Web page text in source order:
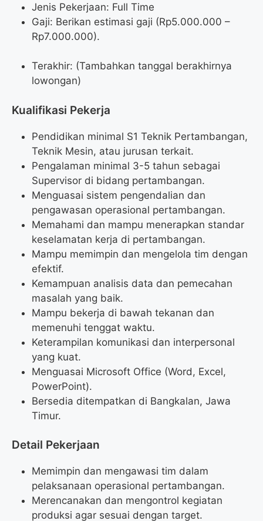
Jenis Pekerjaan: Full Time
Gaji: Berikan estimasi gaji (Rp5.000.000 –
Rp7.000.000).
Terakhir: (Tambahkan tanggal berakhirnya
lowongan)
Kualifikasi Pekerja
Pendidikan minimal S1 Teknik Pertambangan,
Teknik Mesin, atau jurusan terkait.
Pengalaman minimal 3-5 tahun sebagai
Supervisor di bidang pertambangan.
Menguasai sistem pengendalian dan
pengawasan operasional pertambangan.
Memahami dan mampu menerapkan standar
keselamatan kerja di pertambangan.
Mampu memimpin dan mengelola tim dengan
efektif.
Kemampuan analisis data dan pemecahan
masalah yang baik.
Mampu bekerja di bawah tekanan dan
memenuhi tenggat waktu.
Keterampilan komunikasi dan interpersonal
yang kuat.
Menguasai Microsoft Office (Word, Excel,
PowerPoint).
Bersedia ditempatkan di Bangkalan, Jawa
Timur.
Detail Pekerjaan
Memimpin dan mengawasi tim dalam
pelaksanaan operasional pertambangan.
Merencanakan dan mengontrol kegiatan
produksi agar sesuai dengan target.